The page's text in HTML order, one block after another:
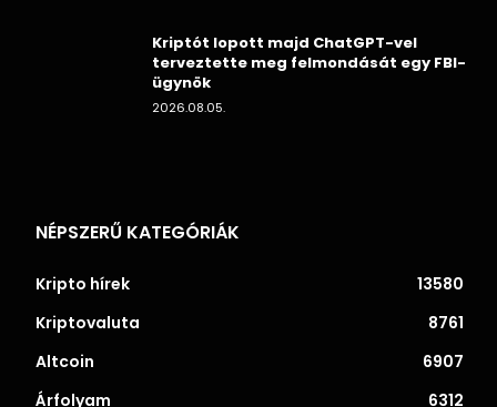
Kriptót lopott majd ChatGPT-vel
terveztette meg felmondását egy FBI-
ügynök
2026.08.05.
NÉPSZERŰ KATEGÓRIÁK
Kripto hírek
13580
Kriptovaluta
8761
Altcoin
6907
Árfolyam
6312